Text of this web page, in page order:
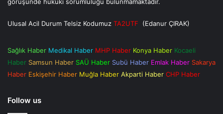
Ulusal Acil Durum Telsiz Kodumuz TA2UTF (Edanur ÇIRAK)
Sağlık Haber Medikal Haber MHP Haber Konya Haber Kocaeli
Haber Samsun Haber SAÜ Haber Subü Haber Emlak Haber Sakarya
Haber Eskişehir Haber Muğla Haber Akparti Haber CHP Haber
Follow us